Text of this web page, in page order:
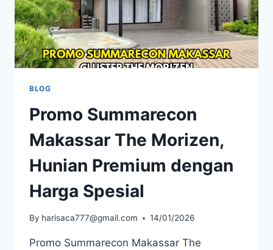
BLOG
Promo Summarecon
Makassar The Morizen,
Hunian Premium dengan
Harga Spesial
By harisaca777@gmail.com 14/01/2026
Promo Summarecon Makassar The